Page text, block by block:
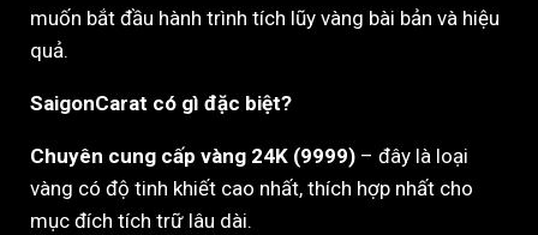
muốn bắt đầu hành trình tích lũy vàng bài bản và hiệu
quả.
SaigonCarat có gì đặc biệt?
Chuyên cung cấp vàng 24K (9999) – đây là loại
vàng có độ tinh khiết cao nhất, thích hợp nhất cho
mục đích tích trữ lâu dài.